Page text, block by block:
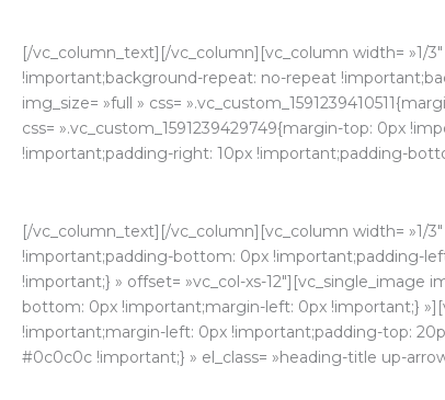
[/vc_column_text][/vc_column][vc_column width= »1/
!important;background-repeat: no-repeat
img_size= »full » css=
css= ».vc_custom_1591239429749{margin-top: 0px
!important;padding-right: 10px !important;padding-
[/vc_column_text][/vc_column][vc_column width= »1/
!important;padding-bottom: 0px !important;padding-
!important;} » offset= »vc_col-xs-12″][vc_single_image
bottom: 0px !important;margin-left: 0px !important;}
!important;margin-left: 0px !important;padding-top:
#0c0c0c !important;} » el_class= »heading-title up-